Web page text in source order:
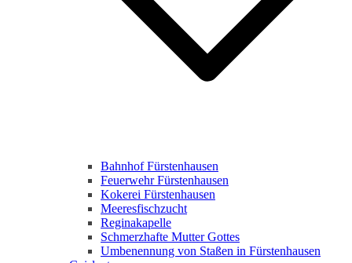
Bahnhof Fürstenhausen
Feuerwehr Fürstenhausen
Kokerei Fürstenhausen
Meeresfischzucht
Reginakapelle
Schmerzhafte Mutter Gottes
Umbenennung von Staßen in Fürstenhausen